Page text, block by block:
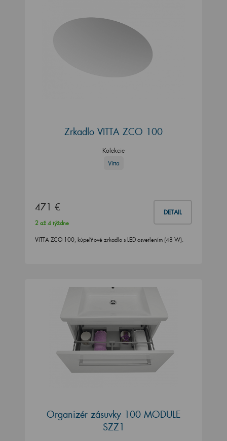
Zrkadlo VITTA ZCO 100
Kolekcie
Vitta
471 € DETAIL
2 až 4 týždne
VITTA ZCO 100, kúpeľňové zrkadlo s LED osvetlením (48 W).
Organizér zásuvky 100 MODULE
SZZ1